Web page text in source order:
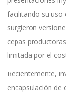
facilitando su uso
surgieron
cepas
limitada por el
Recientemente,
encapsulación de